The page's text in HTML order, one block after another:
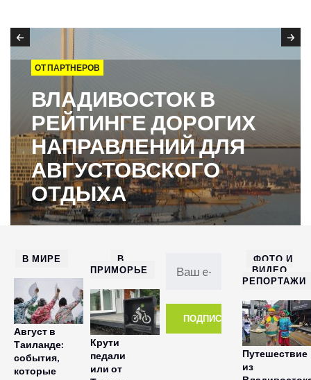
ОТ ПАРТНЕРОВ
ВЛАДИВОСТОК В
РЕЙТИНГЕ ДОРОГИХ
НАПРАВЛЕНИЙ ДЛЯ
АВГУСТОВСКОГО
ОТДЫХА
В МИРЕ
Август в
Таиланде:
события,
которые
В
ПРИМОРЬЕ
Крути
педали
или от
ФОТО И
ВИДЕО
РЕПОРТАЖИ
Путешествие
из